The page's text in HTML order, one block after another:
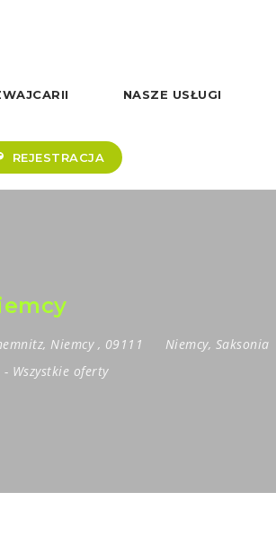
NASZE USŁUGI
REJESTRACJA
, Niemcy, 09111 Niemcy, Saksonia
- Wszystkie oferty